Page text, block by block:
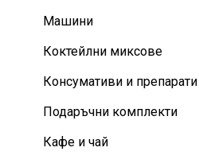
Машини
Коктейлни миксове
Консумативи и препарати
Подаръчни комплекти
Кафе и чай